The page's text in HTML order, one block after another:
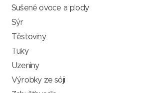
Sušené ovoce a plody
Sýr
Těstoviny
Tuky
Uzeniny
Výrobky ze sóji